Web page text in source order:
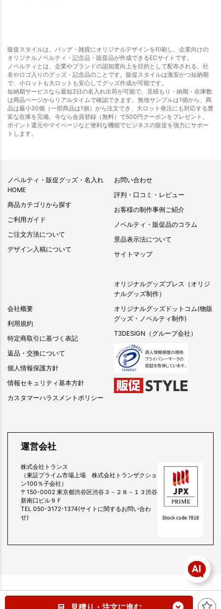
見積り・注文に進む
販促スタイルは、バッグ・雑貨にオリジナルデザインを印刷し、企業向けの
オリジナルノベルティ・記念品・販促品が作成できるECサイトです。
ノベルティとは、企業やブランドの認知度向上を目的として配布される、社
名やロゴ入りのグッズ・記念品のことです。販促スタイルは激安かつ短納期
で、小ロットも大ロットも安心してグッズ作成が可能です。
短納期サービスなら最短2日の名入れ出荷が可能で、見積もり・納期・在庫数
は商品ページからリアルタイムで確認できます。無地サンプルは1個から、商
品は最小30個（一部商品は1個）から注文でき、大ロット発注にも対応する豊
富な在庫を完備。今なら会員登録（無料）で500円クーポンをプレゼント。
ポイント還元やマイページなど便利な機能でビジネスの販促を強力にサポー
トします。
ノベルティ・販促グッズ・名入れ
HOME
商品カテゴリから探す
ご利用ガイド
ご注文方法について
デザイン入稿について
会社概要
利用規約
特定商取引に基づく表記
返品・交換について
個人情報保護方針
情報セキュリティ基本方針
カスタマーハラスメントポリシー
お問い合わせ
評判・口コミ・レビュー
お客様の制作事例ご紹介
ノベルティ・販促品のコラム
景品表示法について
サイトマップ
オリジナルグッズプレス（オリジ
ナルグッズ制作）
オリジナルグッズドットコム(物販
グッズ・ノベルティ制作)
T3DESIGN（グループ会社）
運営会社
株式会社トランス
（東証プライム市場上場 株式会社トランザクショ
ン100％子会社）
〒150-0002 東京都渋谷区渋谷３－２８－１３渋谷
新南口ビル９Ｆ
TEL 050-3172-1374(サイトに関するお問い合わ
せ)